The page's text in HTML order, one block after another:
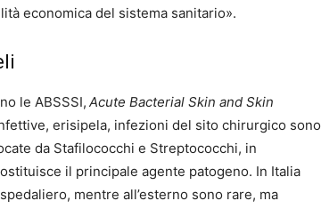
economica del sistema sanitario».
le ABSSSI, Acute Bacterial Skin and Skin
erisipela, infezioni del sito chirurgico sono
da Stafilococchi e Streptococchi, in
il principale agente patogeno. In Italia
mentre all’esterno sono rare, ma